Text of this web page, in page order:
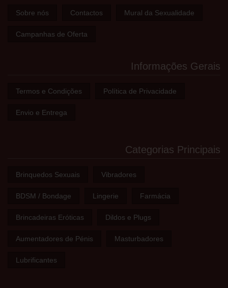
Sobre nós Contactos Mural da Sexualidade
Campanhas de Oferta
Informações Gerais
Termos e Condições Política de Privacidade
Envio e Entrega
Categorias Principais
Brinquedos Sexuais Vibradores
BDSM / Bondage Lingerie Farmácia
Brincadeiras Eróticas Dildos e Plugs
Aumentadores de Pénis Masturbadores
Lubrificantes